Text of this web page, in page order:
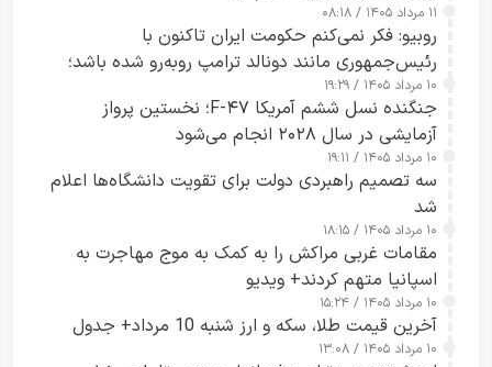
۱۱ مرداد ۱۴۰۵ / ۰۸:۱۸
روبیو: فکر نمی‌کنم حکومت ایران تاکنون با
رئیس‌جمهوری مانند دونالد ترامپ روبه‌رو شده باشد؛
کسی که واقعاً دست به اقدام می‌زند
۱۰ مرداد ۱۴۰۵ / ۱۹:۲۹
جنگنده نسل ششم آمریکا F-۴۷؛ نخستین پرواز
آزمایشی در سال ۲۰۲۸ انجام می‌شود
۱۰ مرداد ۱۴۰۵ / ۱۹:۱۱
سه تصمیم راهبردی دولت برای تقویت دانشگاه‌ها اعلام
شد
۱۰ مرداد ۱۴۰۵ / ۱۸:۱۵
مقامات غربی مراکش را به کمک به موج مهاجرت به
اسپانیا متهم کردند+ ویدیو
۱۰ مرداد ۱۴۰۵ / ۱۵:۲۴
آخرین قیمت طلا، سکه و ارز شنبه 10 مرداد+ جدول
۱۰ مرداد ۱۴۰۵ / ۱۳:۰۸